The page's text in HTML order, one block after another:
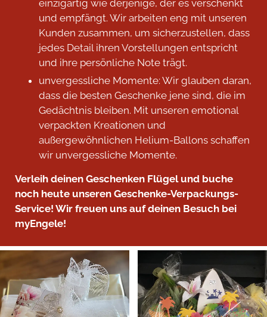
einzigartig wie derjenige, der es verschenkt
und empfängt. Wir arbeiten eng mit unseren
Kunden zusammen, um sicherzustellen, dass
jedes Detail ihren Vorstellungen entspricht
und ihre persönliche Note trägt.
unvergessliche Momente: Wir glauben daran,
dass die besten Geschenke jene sind, die im
Gedächtnis bleiben. Mit unseren emotional
verpackten Kreationen und
außergewöhnlichen Helium-Ballons schaffen
wir unvergessliche Momente.
Verleih deinen Geschenken Flügel und buche
noch heute unseren Geschenke-Verpackungs-
Service! Wir freuen uns auf deinen Besuch bei
myEngele!